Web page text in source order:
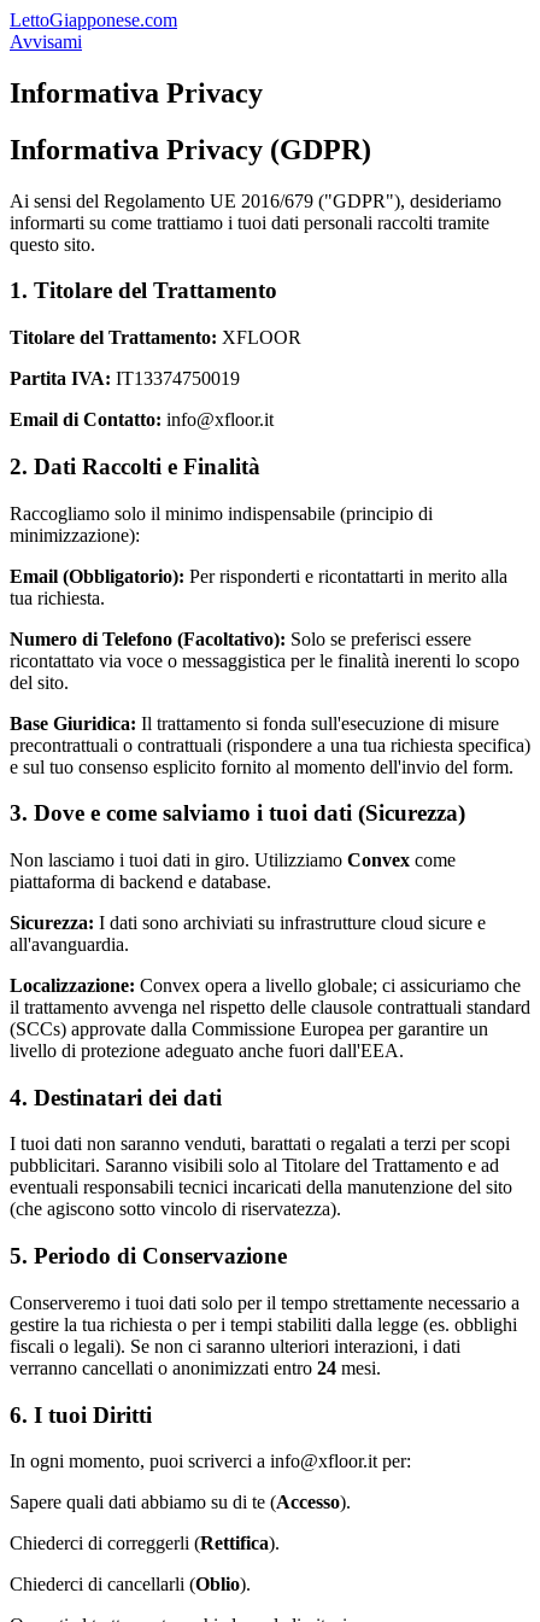
LettoGiapponese.com
Avvisami
Informativa Privacy
Informativa Privacy (GDPR)
Ai sensi del Regolamento UE 2016/679 ("GDPR"), desideriamo
informarti su come trattiamo i tuoi dati personali raccolti tramite
questo sito.
1. Titolare del Trattamento
Titolare del Trattamento: XFLOOR
Partita IVA: IT13374750019
Email di Contatto: info@xfloor.it
2. Dati Raccolti e Finalità
Raccogliamo solo il minimo indispensabile (principio di
minimizzazione):
Email (Obbligatorio): Per risponderti e ricontattarti in merito alla
tua richiesta.
Numero di Telefono (Facoltativo): Solo se preferisci essere
ricontattato via voce o messaggistica per le finalità inerenti lo scopo
del sito.
Base Giuridica: Il trattamento si fonda sull'esecuzione di misure
precontrattuali o contrattuali (rispondere a una tua richiesta specifica)
e sul tuo consenso esplicito fornito al momento dell'invio del form.
3. Dove e come salviamo i tuoi dati (Sicurezza)
Non lasciamo i tuoi dati in giro. Utilizziamo Convex come
piattaforma di backend e database.
Sicurezza: I dati sono archiviati su infrastrutture cloud sicure e
all'avanguardia.
Localizzazione: Convex opera a livello globale; ci assicuriamo che
il trattamento avvenga nel rispetto delle clausole contrattuali standard
(SCCs) approvate dalla Commissione Europea per garantire un
livello di protezione adeguato anche fuori dall'EEA.
4. Destinatari dei dati
I tuoi dati non saranno venduti, barattati o regalati a terzi per scopi
pubblicitari. Saranno visibili solo al Titolare del Trattamento e ad
eventuali responsabili tecnici incaricati della manutenzione del sito
(che agiscono sotto vincolo di riservatezza).
5. Periodo di Conservazione
Conserveremo i tuoi dati solo per il tempo strettamente necessario a
gestire la tua richiesta o per i tempi stabiliti dalla legge (es. obblighi
fiscali o legali). Se non ci saranno ulteriori interazioni, i dati
verranno cancellati o anonimizzati entro 24 mesi.
6. I tuoi Diritti
In ogni momento, puoi scriverci a info@xfloor.it per:
Sapere quali dati abbiamo su di te (Accesso).
Chiederci di correggerli (Rettifica).
Chiederci di cancellarli (Oblio).